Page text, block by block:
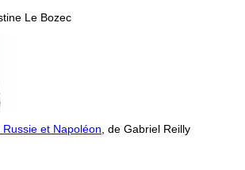
Le Bozec
et Napoléon , de Gabriel Reilly